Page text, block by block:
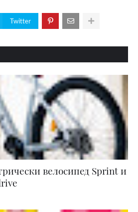
Twitter
велосипед Sprint и